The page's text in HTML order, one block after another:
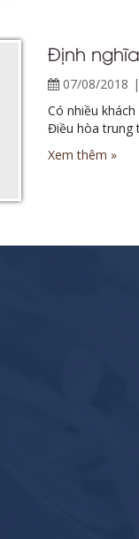
Định
07/08/2018
Có nhiều
Điều hòa trung
Xem thêm »